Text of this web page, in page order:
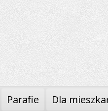
Parafie Dla